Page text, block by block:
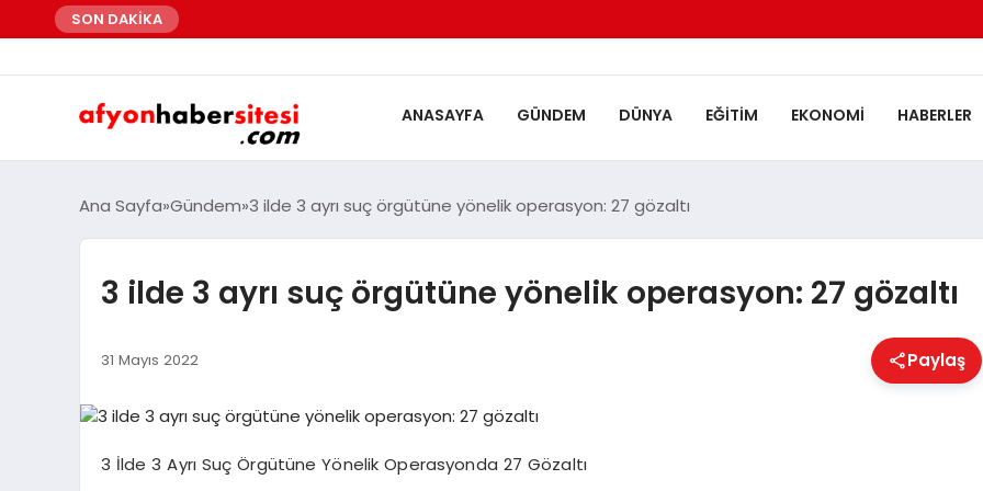
SON DAKİKA
ANASAYFA GÜNDEM DÜNYA EĞITIM EKONOMI HABERLER
Ana Sayfa Gündem 3 ilde 3 ayrı suç örgütüne yönelik operasyon: 27 gözaltı
3 ilde 3 ayrı suç örgütüne yönelik operasyon: 27 gözaltı
31 Mayıs 2022 Paylaş
3 İlde 3 Ayrı Suç Örgütüne Yönelik Operasyonda 27 Gözaltı